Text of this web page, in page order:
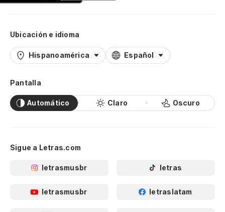
Ubicación e idioma
Hispanoamérica Español
Pantalla
Automático Claro Oscuro
Sigue a Letras.com
letrasmusbr letras
letrasmusbr letraslatam